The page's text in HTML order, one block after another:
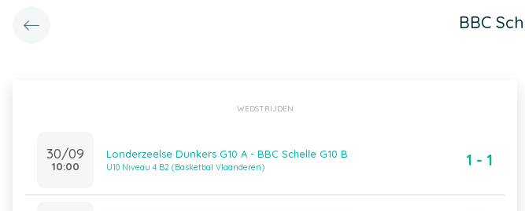
BBC
WEDSTRIJDEN
30/09
10:00
Londerzeelse Dunkers G10 A - BBC Schelle G10 B
U10 Niveau 4 B2 (Basketbal Vlaanderen) 1 - 1